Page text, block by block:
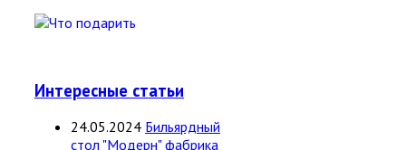
Интересные статьи
24.05.2024 Бильярдный
стол "Модерн" фабрика